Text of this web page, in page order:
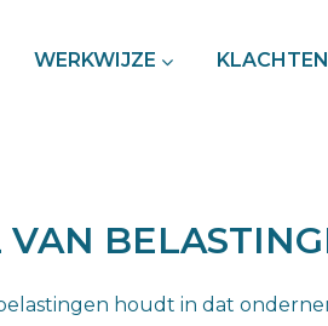
WERKWIJZE
houdt in dat